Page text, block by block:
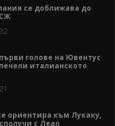
се доближава до
голове на Ювентус
италианското
ориентира към Лукаку,
с Леао